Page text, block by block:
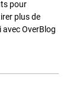
pour
plus de
OverBlog